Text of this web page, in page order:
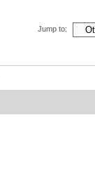
Jump to: